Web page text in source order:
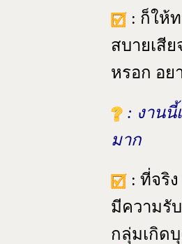
: ก็ให้
สบายเสี
หรอก อย
: งานนี้
มาก
: ที่จริ
มีความรั
กลุ่มเกิด